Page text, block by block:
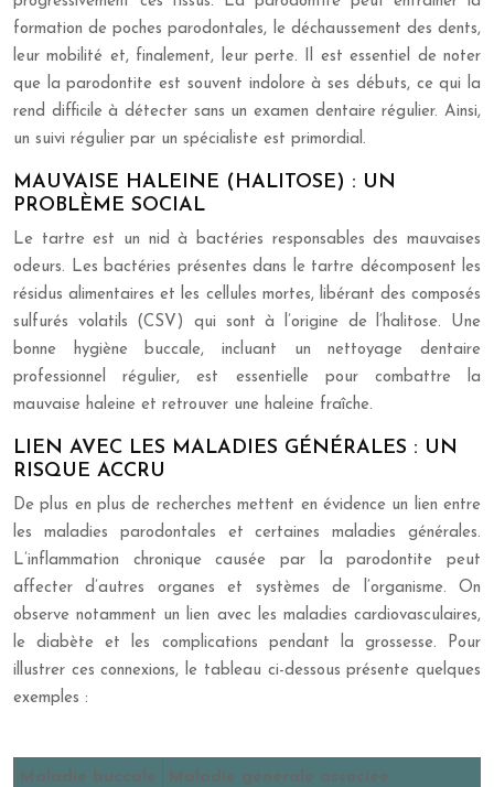
formation de poches parodontales, le déchaussement des dents,
leur mobilité et, finalement, leur perte. Il est essentiel de noter
que la parodontite est souvent indolore à ses débuts, ce qui la
rend difficile à détecter sans un examen dentaire régulier. Ainsi,
un suivi régulier par un spécialiste est primordial.
MAUVAISE HALEINE (HALITOSE) : UN
PROBLÈME SOCIAL
Le tartre est un nid à bactéries responsables des mauvaises
odeurs. Les bactéries présentes dans le tartre décomposent les
résidus alimentaires et les cellules mortes, libérant des composés
sulfurés volatils (CSV) qui sont à l’origine de l’halitose. Une
bonne hygiène buccale, incluant un nettoyage dentaire
professionnel régulier, est essentielle pour combattre la
mauvaise haleine et retrouver une haleine fraîche.
LIEN AVEC LES MALADIES GÉNÉRALES : UN
RISQUE ACCRU
De plus en plus de recherches mettent en évidence un lien entre
les maladies parodontales et certaines maladies générales.
L’inflammation chronique causée par la parodontite peut
affecter d’autres organes et systèmes de l’organisme. On
observe notamment un lien avec les maladies cardiovasculaires,
le diabète et les complications pendant la grossesse. Pour
illustrer ces connexions, le tableau ci-dessous présente quelques
exemples :
Maladie buccale Maladie générale associée